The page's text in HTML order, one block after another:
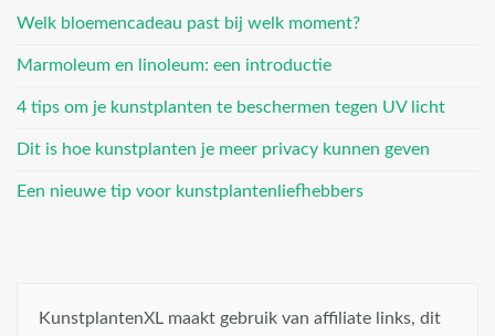
Welk bloemencadeau past bij welk moment?
Marmoleum en linoleum: een introductie
4 tips om je kunstplanten te beschermen tegen UV licht
Dit is hoe kunstplanten je meer privacy kunnen geven
Een nieuwe tip voor kunstplantenliefhebbers
KunstplantenXL maakt gebruik van affiliate links, dit